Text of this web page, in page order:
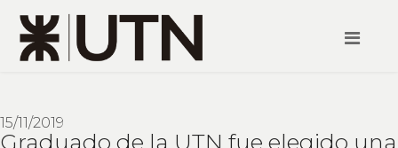
15/11/2019
Graduado de la UTN fue elegido una